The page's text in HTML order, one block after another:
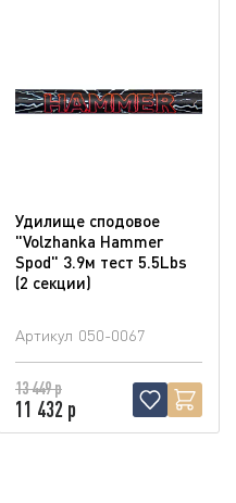
Удилище сподовое
"Volzhanka Hammer
Spod" 3.9м тест 5.5Lbs
(2 секции)
Артикул 050-0067
13 449 р
11 432 р